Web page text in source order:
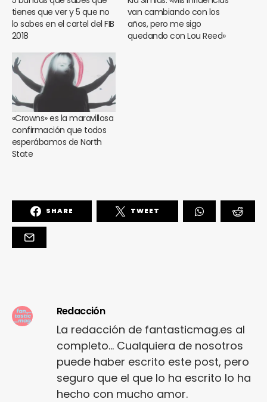
tienes que ver y 5 que no
lo sabes en el cartel del FIB
2018
van cambiando con los
años, pero me sigo
quedando con Lou Reed»
«Crowns» es la maravillosa
confirmación que todos
esperábamos de North
State
SHARE TWEET
Redacción
La redacción de fantasticmag.es al
completo... Cualquiera de nosotros
puede haber escrito este post, pero
seguro que el que lo ha escrito lo ha
hecho con mucho amor.